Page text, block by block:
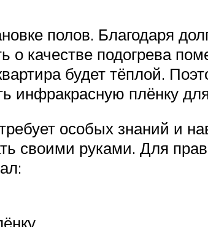
полов. Благодаря
о качестве подогрева
будет тёплой.
инфракрасную плёнку
особых знаний и
своими руками. Для